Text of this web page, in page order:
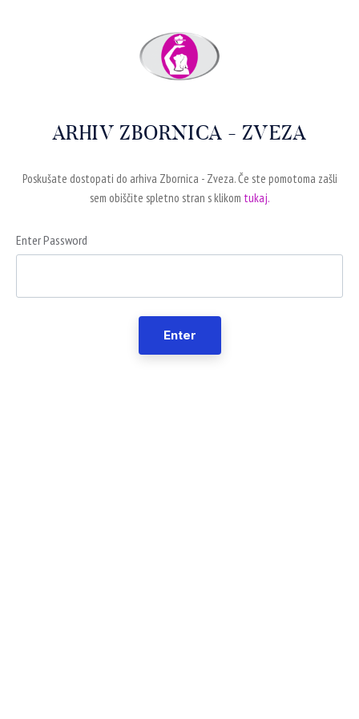
ARHIV ZBORNICA - ZVEZA
Poskušate dostopati do arhiva Zbornica - Zveza. Če ste pomotoma zašli
sem obiščite spletno stran s klikom tukaj.
Enter Password
Enter